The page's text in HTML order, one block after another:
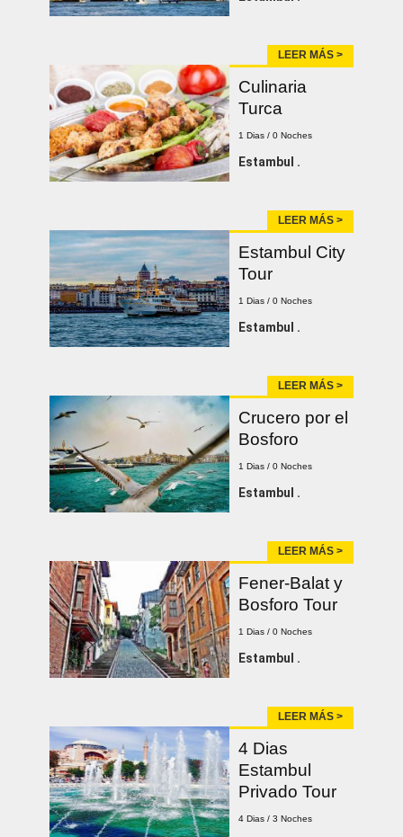
LEER MÁS >
Culinaria
Turca
1 Dias / 0 Noches
Estambul .
LEER MÁS >
Estambul City
Tour
1 Dias / 0 Noches
Estambul .
LEER MÁS >
Crucero por el
Bosforo
1 Dias / 0 Noches
Estambul .
LEER MÁS >
Fener-Balat y
Bosforo Tour
1 Dias / 0 Noches
Estambul .
LEER MÁS >
4 Dias
Estambul
Privado Tour
4 Dias / 3 Noches